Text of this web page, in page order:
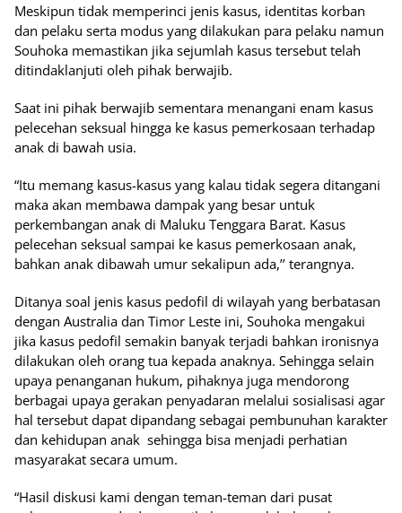
Meskipun tidak memperinci jenis kasus, identitas korban
dan pelaku serta modus yang dilakukan para pelaku namun
Souhoka memastikan jika sejumlah kasus tersebut telah
ditindaklanjuti oleh pihak berwajib.
Saat ini pihak berwajib sementara menangani enam kasus
pelecehan seksual hingga ke kasus pemerkosaan terhadap
anak di bawah usia.
“Itu memang kasus-kasus yang kalau tidak segera ditangani
maka akan membawa dampak yang besar untuk
perkembangan anak di Maluku Tenggara Barat. Kasus
pelecehan seksual sampai ke kasus pemerkosaan anak,
bahkan anak dibawah umur sekalipun ada,’’ terangnya.
Ditanya soal jenis kasus pedofil di wilayah yang berbatasan
dengan Australia dan Timor Leste ini, Souhoka mengakui
jika kasus pedofil semakin banyak terjadi bahkan ironisnya
dilakukan oleh orang tua kepada anaknya. Sehingga selain
upaya penanganan hukum, pihaknya juga mendorong
berbagai upaya gerakan penyadaran melalui sosialisasi agar
hal tersebut dapat dipandang sebagai pembunuhan karakter
dan kehidupan anak sehingga bisa menjadi perhatian
masyarakat secara umum.
“Hasil diskusi kami dengan teman-teman dari pusat